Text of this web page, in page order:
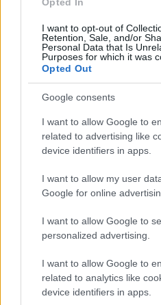
I want to opt-out of
Retention, Sale, and/or
Personal Data that Is
Purposes for which it was
Opted Out
Google consents
I want to allow Google to
related to advertising like
device identifiers in apps.
I want to allow my user
Google for online
I want to allow Google to
personalized advertising.
I want to allow Google to
related to analytics like
device identifiers in apps.
daGoogle
Condividi l'articolo
F
a
ce
b
o
o
k
T
w
it
te
r
Pi
n
te
re
st
W
h
at
s
A
p
p
Prossimo
NOTIZIE RECENTI
Ristorante
Maddalena,